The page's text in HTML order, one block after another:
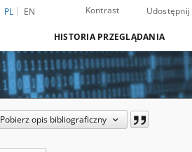
PL EN Kontrast Udostępnij
HISTORIA PRZEGLĄDANIA
Pobierz opis bibliograficzny